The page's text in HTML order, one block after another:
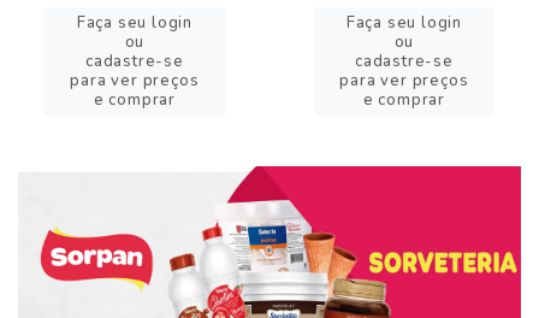
Faça seu login
ou
cadastre-se
para ver preços
e comprar
Faça seu login
ou
cadastre-se
para ver preços
e comprar